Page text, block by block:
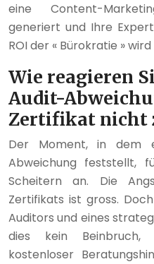
eine Content-
generiert und Ihre
ROI der « Bürokratie »
Wie reagieren
Audit-
Zertifikat nicht
Der Moment, in dem
Abweichung feststellt,
Scheitern an. Die
Zertifikats ist gross.
Auditors und eines
dies kein Beinbruch,
kostenloser